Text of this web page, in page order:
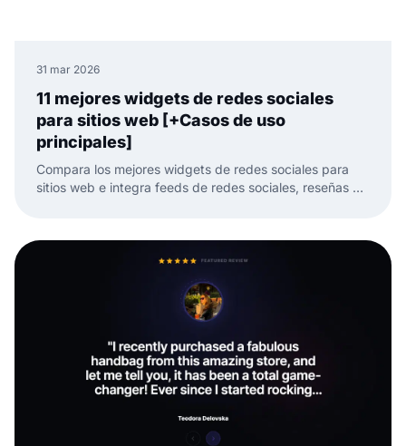
31 mar 2026
11 mejores widgets de redes sociales
para sitios web [+Casos de uso
principales]
Compara los mejores widgets de redes sociales para
sitios web e integra feeds de redes sociales, reseñas y